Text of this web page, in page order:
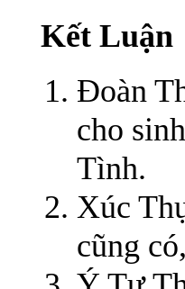
Kết Luận
Đoàn
cho
Tình.
Xúc
cũng